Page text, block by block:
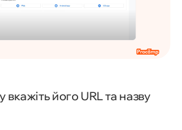
вкажіть його URL та назву